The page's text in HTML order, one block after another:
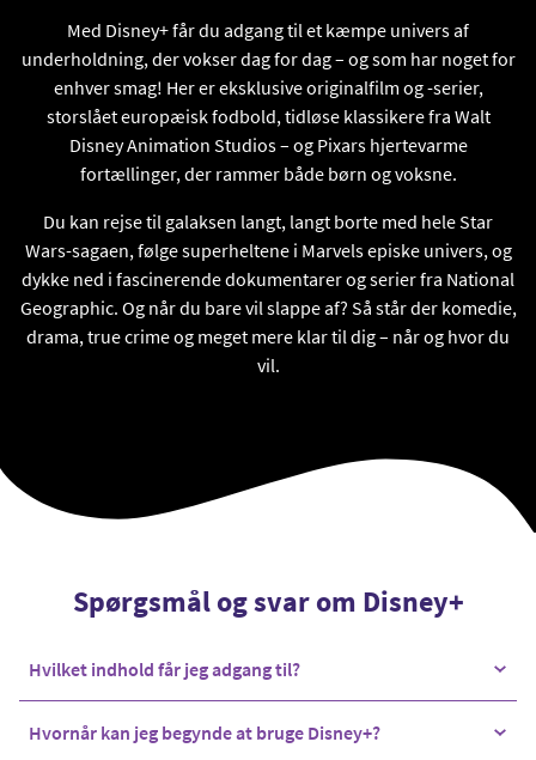
Med Disney+ får du adgang til et kæmpe univers af
underholdning, der vokser dag for dag – og som har noget for
enhver smag! Her er eksklusive originalfilm og -serier,
storslået europæisk fodbold, tidløse klassikere fra Walt
Disney Animation Studios – og Pixars hjertevarme
fortællinger, der rammer både børn og voksne.
Du kan rejse til galaksen langt, langt borte med hele Star
Wars-sagaen, følge superheltene i Marvels episke univers, og
dykke ned i fascinerende dokumentarer og serier fra National
Geographic. Og når du bare vil slappe af? Så står der komedie,
drama, true crime og meget mere klar til dig – når og hvor du
vil.
Spørgsmål og svar om Disney+
Hvilket indhold får jeg adgang til?
indhold at vælge imellem.
Hvornår kan jeg begynde at bruge Disney+?